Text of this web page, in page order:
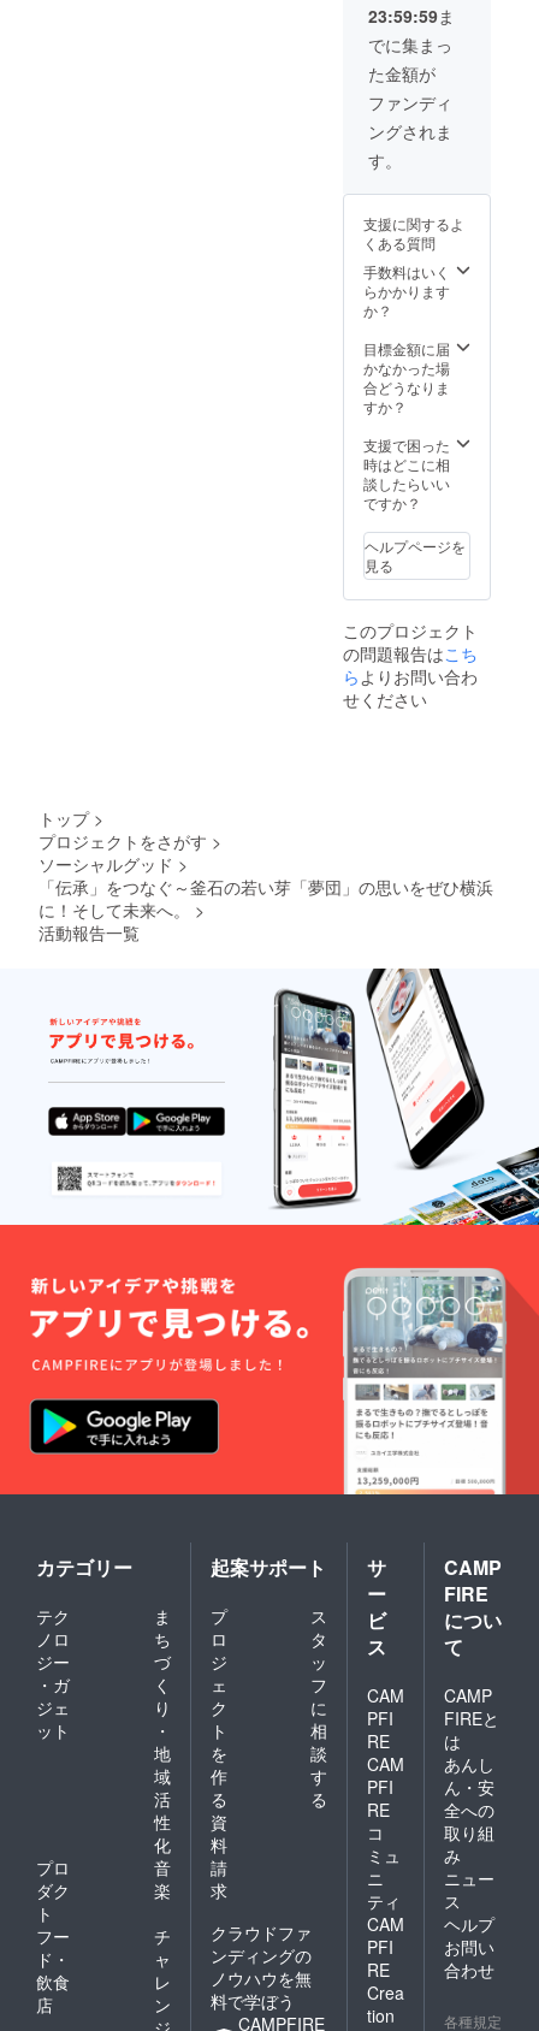
ので、各種媒体にてご覧い
ただけると思いま
す。 若者発のこの企
画がぜひ成功しますよう、
23:59:59ま
でに集まっ
た金額が
ファンディ
ングされま
す。
支援に関するよ
くある質問
手数料はいく
らかかります
か？
目標金額に届
かなかった場
合どうなりま
すか？
支援で困った
時はどこに相
談したらいい
ですか？
ヘルプページを
見る
このプロジェクト
の問題報告はこち
ら よりお問い合わ
せください
トップ >
プロジェクトをさがす >
ソーシャルグッド >
「伝承」をつなぐ～釜石の若い芽「夢団」の思いをぜひ横浜
に！そして未来へ。
>
活動報告一覧
カテゴリー
テク
ノロ
ジー
・ガ
ジェ
ット
ま
ち
づ
く
り
・
地
域
活
性
化
プロ
ダク
ト
音
楽
フー
ド・
飲食
店
チ
ャ
レ
ン
起案サポート
プ
ロ
ジ
ェ
ク
ト
を
作
る
ス
タ
ッ
フ
に
相
談
す
る
資
料
請
求
クラウドファ
ンディングの
ノウハウを無
料で学ぼう
CAMPFIRE
サ
ー
ビ
ス
CAM
PFI
RE
CAM
PFI
RE
コ
ミュ
ニ
ティ
CAM
PFI
RE
Crea
tion
CAMP
FIRE
につい
て
CAMP
FIREと
は
あんし
ん・安
全への
取り組
み
ニュー
ス
ヘルプ
お問い
合わせ
各種規定